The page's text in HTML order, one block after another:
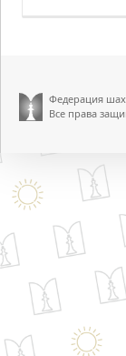
Федерация
Все права